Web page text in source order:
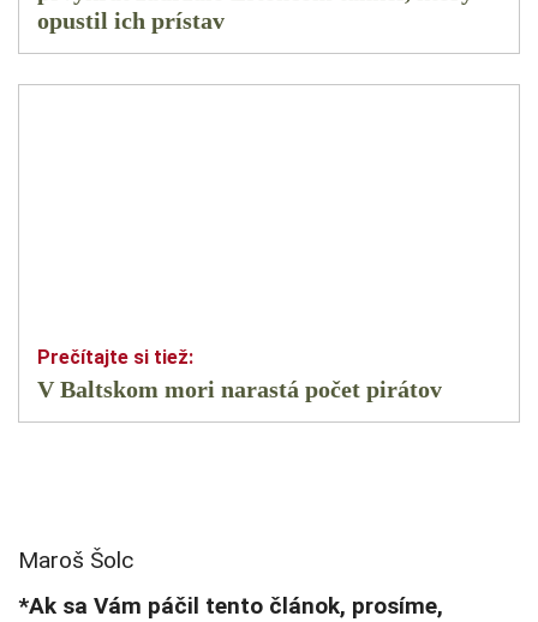
opustil ich prístav
V Baltskom mori narastá počet pirátov
Maroš Šolc
*Ak sa Vám páčil tento článok, prosíme,